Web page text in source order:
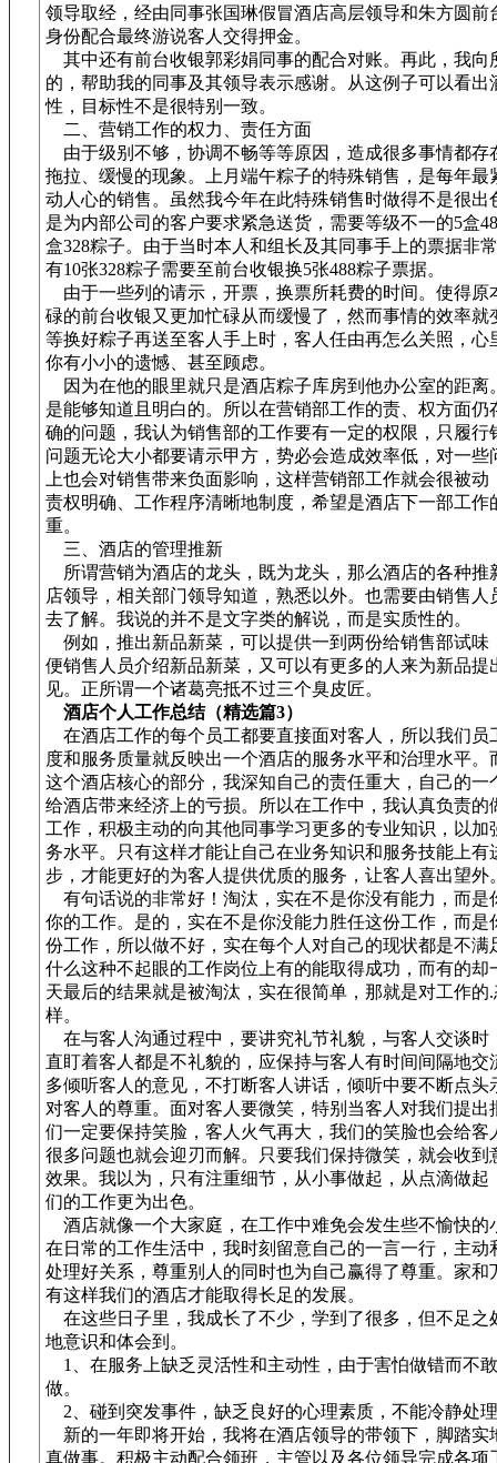
领导取经，经由同事张国琳假冒酒店高层领导和朱方圆前
身份配合最终游说客人交得押金。
其中还有前台收银郭彩娟同事的配合对账。再此，我向
的，帮助我的同事及其领导表示感谢。从这例子可以看出
性，目标性不是很特别一致。
二、营销工作的权力、责任方面
由于级别不够，协调不畅等等原因，造成很多事情都存
拖拉、缓慢的现象。上月端午粽子的特殊销售，是每年最
动人心的销售。虽然我今年在此特殊销售时做得不是很出
是为内部公司的客户要求紧急送货，需要等级不一的5盒
盒328粽子。由于当时本人和组长及其同事手上的票据非
有10张328粽子需要至前台收银换5张488粽子票据。
由于一些列的请示，开票，换票所耗费的时间。使得原
碌的前台收银又更加忙碌从而缓慢了，然而事情的效率就
等换好粽子再送至客人手上时，客人任由再怎么关照，心
你有小小的遗憾、甚至顾虑。
因为在他的眼里就只是酒店粽子库房到他办公室的距离
是能够知道且明白的。所以在营销部工作的责、权方面仍
确的问题，我认为销售部的工作要有一定的权限，只履行
问题无论大小都要请示甲方，势必会造成效率低，对一些
上也会对销售带来负面影响，这样营销部工作就会很被动
责权明确、工作程序清晰地制度，希望是酒店下一部工作
重。
三、酒店的管理推新
所谓营销为酒店的龙头，既为龙头，那么酒店的各种推
店领导，相关部门领导知道，熟悉以外。也需要由销售人
去了解。我说的并不是文字类的解说，而是实质性的。
例如，推出新品新菜，可以提供一到两份给销售部试味
便销售人员介绍新品新菜，又可以有更多的人来为新品提
见。正所谓一个诸葛亮抵不过三个臭皮匠。
酒店个人工作总结（精选篇3）
在酒店工作的每个员工都要直接面对客人，所以我们员
度和服务质量就反映出一个酒店的服务水平和治理水平。
这个酒店核心的部分，我深知自己的责任重大，自己的一
给酒店带来经济上的亏损。所以在工作中，我认真负责的
工作，积极主动的向其他同事学习更多的专业知识，以加
务水平。只有这样才能让自己在业务知识和服务技能上有
步，才能更好的为客人提供优质的服务，让客人喜出望外
有句话说的非常好！淘汰，实在不是你没有能力，而是
你的工作。是的，实在不是你没能力胜任这份工作，而是
份工作，所以做不好，实在每个人对自己的现状都是不满
什么这种不起眼的工作岗位上有的能取得成功，而有的却
天最后的结果就是被淘汰，实在很简单，那就是对工作的
样。
在与客人沟通过程中，要讲究礼节礼貌，与客人交谈时
直盯着客人都是不礼貌的，应保持与客人有时间间隔地交
多倾听客人的意见，不打断客人讲话，倾听中要不断点头
对客人的尊重。面对客人要微笑，特别当客人对我们提出
们一定要保持笑脸，客人火气再大，我们的笑脸也会给客
很多问题也就会迎刃而解。只要我们保持微笑，就会收到
效果。我以为，只有注重细节，从小事做起，从点滴做起
们的工作更为出色。
酒店就像一个大家庭，在工作中难免会发生些不愉快的
在日常的工作生活中，我时刻留意自己的一言一行，主动
处理好关系，尊重别人的同时也为自己赢得了尊重。家和
有这样我们的酒店才能取得长足的发展。
在这些日子里，我成长了不少，学到了很多，但不足之
地意识和体会到。
1、在服务上缺乏灵活性和主动性，由于害怕做错而不
做。
2、碰到突发事件，缺乏良好的心理素质，不能冷静处
新的一年即将开始，我将在酒店领导的带领下，脚踏实
真做事。积极主动配合领班，主管以及各位领导完成各项